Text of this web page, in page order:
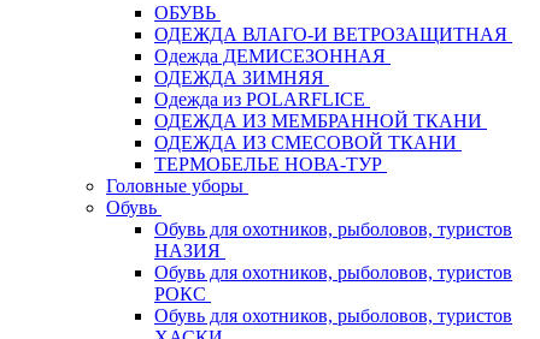
ОБУВЬ
ОДЕЖДА ВЛАГО-И ВЕТРОЗАЩИТНАЯ
Одежда ДЕМИСЕЗОННАЯ
ОДЕЖДА ЗИМНЯЯ
Одежда из POLARFLICE
ОДЕЖДА ИЗ МЕМБРАННОЙ ТКАНИ
ОДЕЖДА ИЗ СМЕСОВОЙ ТКАНИ
ТЕРМОБЕЛЬЕ НОВА-ТУР
Головные уборы
Обувь
Обувь для охотников, рыболовов, туристов
НАЗИЯ
Обувь для охотников, рыболовов, туристов
РОКС
Обувь для охотников, рыболовов, туристов